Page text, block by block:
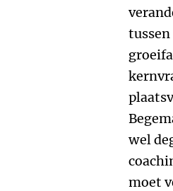
tussen
wel
moet